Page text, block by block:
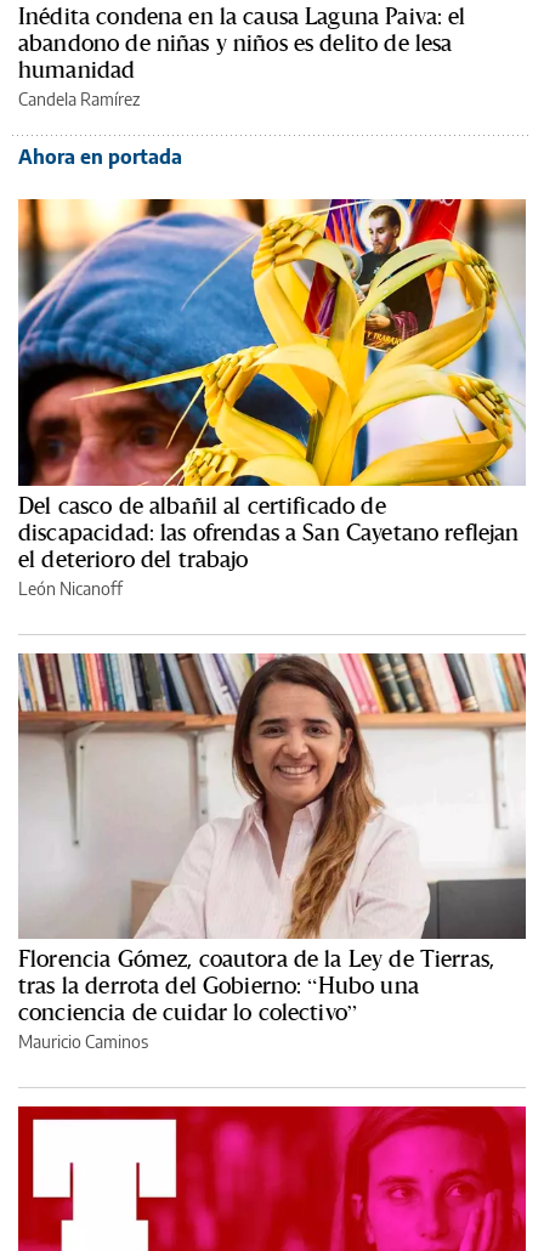
Inédita condena en la causa Laguna Paiva: el
abandono de niñas y niños es delito de lesa
humanidad
Candela Ramírez
Ahora en portada
Del casco de albañil al certificado de
discapacidad: las ofrendas a San Cayetano reflejan
el deterioro del trabajo
León Nicanoff
Florencia Gómez, coautora de la Ley de Tierras,
tras la derrota del Gobierno: “Hubo una
conciencia de cuidar lo colectivo”
Mauricio Caminos